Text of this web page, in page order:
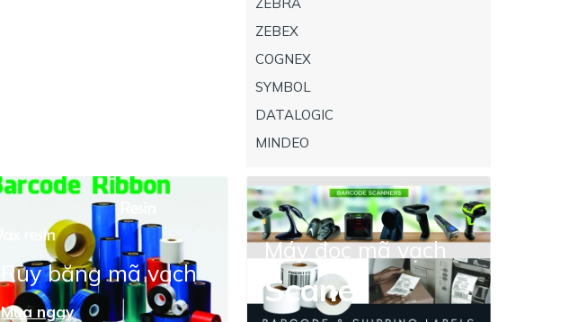
ZEBEX
COGNEX
SYMBOL
DATALOGIC
MINDEO
Ruy băng mã vạch
Mua ngay
Máy đọc mã vạch
Scaner